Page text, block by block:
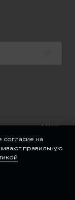
согласие на
правильную